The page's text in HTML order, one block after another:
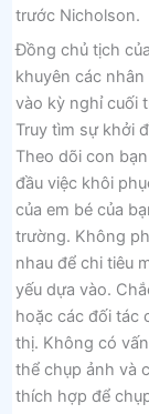
trước Nicholson.
Đồng chủ tịch
khuyên các
vào kỳ nghỉ cuối
Truy tìm sự khởi
Theo dõi con
đầu việc khôi
của em bé của
trường. Không
nhau để chi tiêu
yếu dựa vào.
hoặc các đối tác
thị. Không có
thể chụp ảnh và
thích hợp để